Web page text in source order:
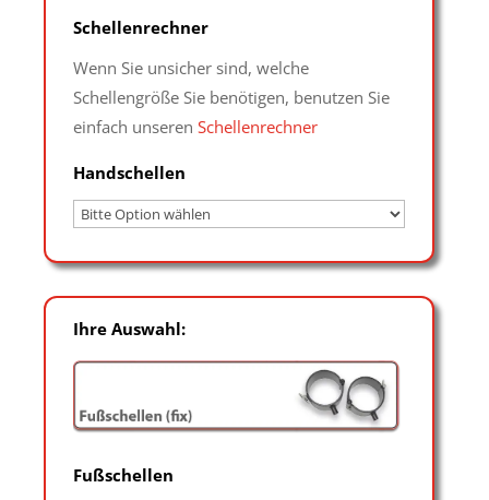
Schellenrechner
Wenn Sie unsicher sind, welche
Schellengröße Sie benötigen, benutzen Sie
einfach unseren Schellenrechner
Handschellen
Ihre Auswahl:
Fußschellen